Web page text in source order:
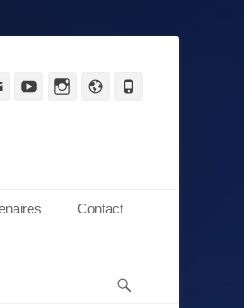
AdresseYouTubeInstagram
Site
Contact